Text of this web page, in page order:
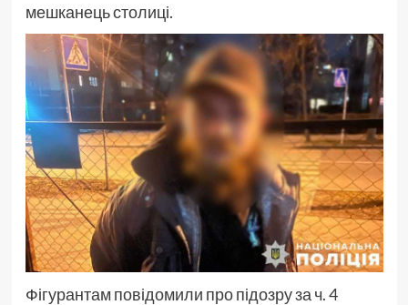
мешканець столиці.
Фігурантам повідомили про підозру за ч. 4